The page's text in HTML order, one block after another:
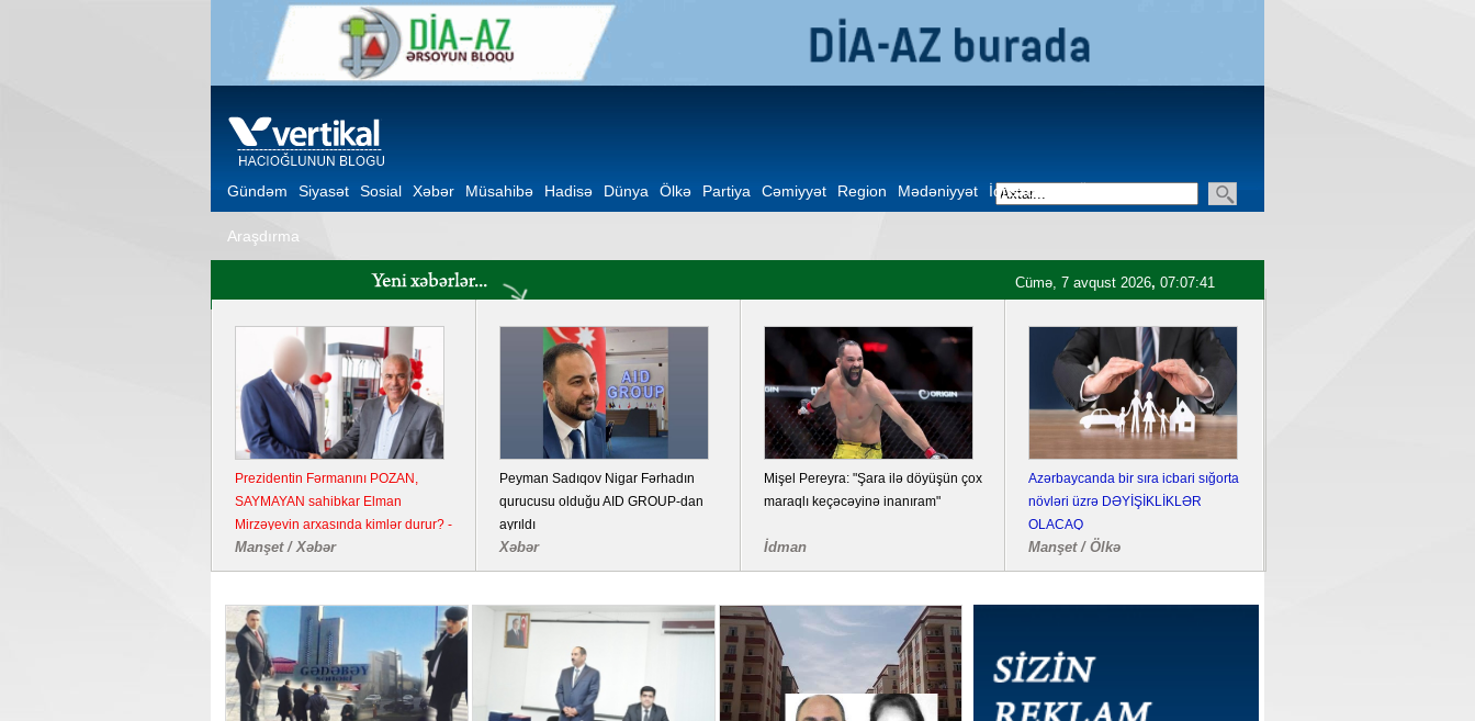
Gündəm Siyasət Sosial Xəbər Müsahibə Hadisə Dünya Ölkə Partiya Cəmiyyət Region Mədəniyyət İqtisadiyyat
Araşdırma
Cümə, 7 avqust 2026, 07:07:42
Prezidentin Fərmanını POZAN,
SAYMAYAN sahibkar Elman
Mirzəyevin arxasında kimlər durur? -
Kənd təsərrüfatı təyinatlı torpaqda
fəaliyyət göstərən YDM ətrafında
Manşet / Xəbər
Peyman Sadıqov Nigar Fərhadın
qurucusu olduğu AID GROUP-dan
ayrıldı
Xəbər
Mişel Pereyra: "Şara ilə döyüşün çox
maraqlı keçəcəyinə inanıram"
İdman
Azərbaycanda bir sıra icbari sığorta
növləri üzrə DƏYİŞİKLİKLƏR
OLACAQ
Manşet / Ölkə